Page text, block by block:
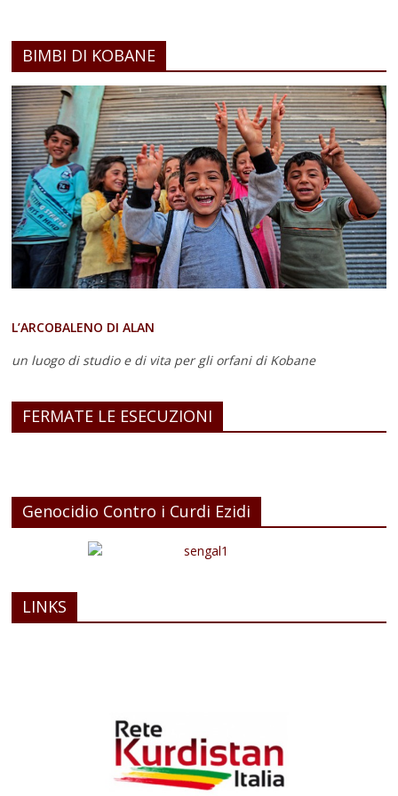
BIMBI DI KOBANE
L’ARCOBALENO DI ALAN
un luogo di studio e di vita per gli orfani di Kobane
FERMATE LE ESECUZIONI
Genocidio Contro i Curdi Ezidi
LINKS